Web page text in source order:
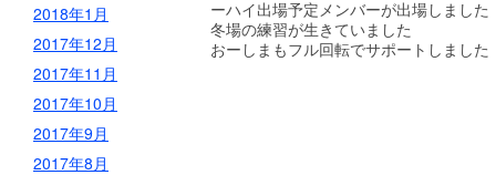
ーハイ出場予定メンバーが出場しました
冬場の練習が生きていました
おーしまもフル回転でサポートしました
2018年1月
2017年12月
2017年11月
2017年10月
2017年9月
2017年8月